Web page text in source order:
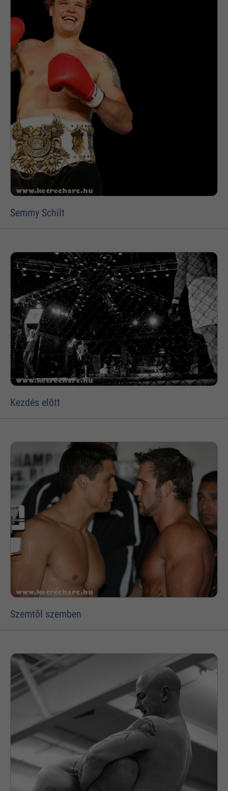
Semmy Schilt
Kezdés elõtt
Szemtõl szemben